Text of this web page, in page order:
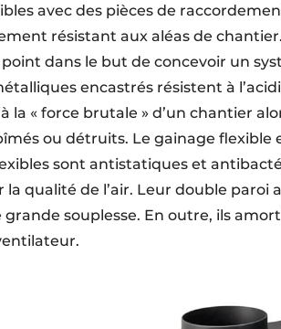
avec des pièces de
résistant aux aléas de
dans le but de concevoir un
encastrés résistent à
la « force brutale » d’un chantier
ou détruits. Le gainage flexible
sont antistatiques et
la qualité de l’air. Leur double
souplesse. En outre, ils